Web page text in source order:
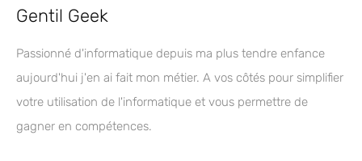
Gentil Geek
Passionné d'informatique depuis ma plus tendre enfance
aujourd'hui j'en ai fait mon métier. A vos côtés pour simplifier
votre utilisation de l'informatique et vous permettre de
gagner en compétences.